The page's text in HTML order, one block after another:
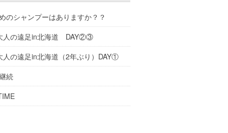
のシャンプーはありますか？？
人の遠足in北海道 DAY②③
人の遠足in北海道（2年ぶり）DAY①
続